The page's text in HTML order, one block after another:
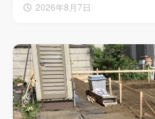
2026年8月7日